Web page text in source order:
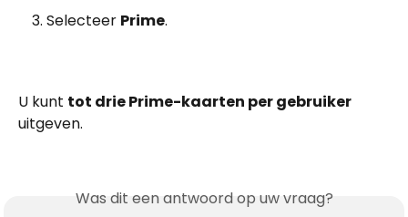
Selecteer Prime.
U kunt tot drie Prime-kaarten per gebruiker
uitgeven.
Was dit een antwoord op uw vraag?